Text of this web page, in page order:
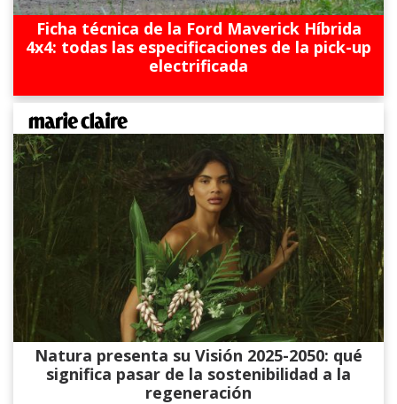
Ficha técnica de la Ford Maverick Híbrida
4x4: todas las especificaciones de la pick-up
electrificada
Natura presenta su Visión 2025-2050: qué
significa pasar de la sostenibilidad a la
regeneración